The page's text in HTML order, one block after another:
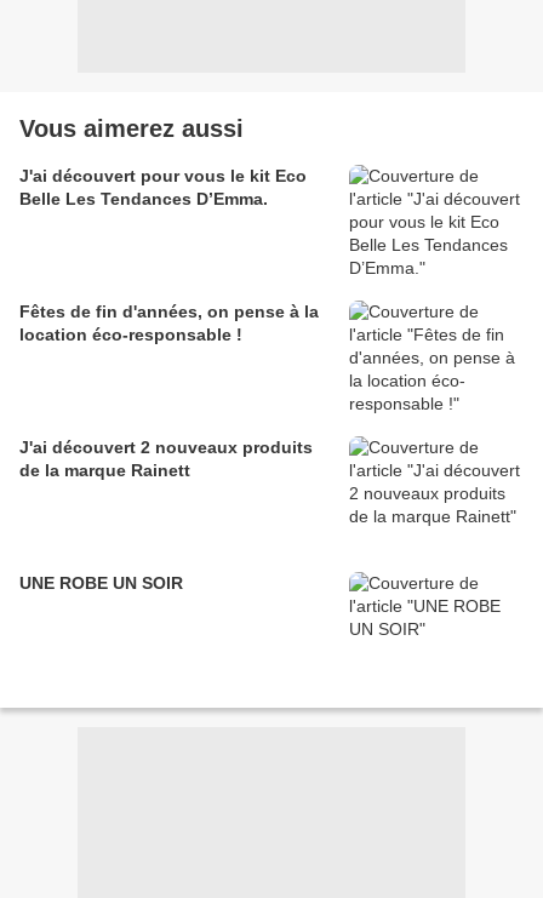
Vous aimerez aussi
J'ai découvert pour vous le kit Eco
Belle Les Tendances D’Emma.
Fêtes de fin d'années, on pense à la
location éco-responsable !
J'ai découvert 2 nouveaux produits
de la marque Rainett
UNE ROBE UN SOIR